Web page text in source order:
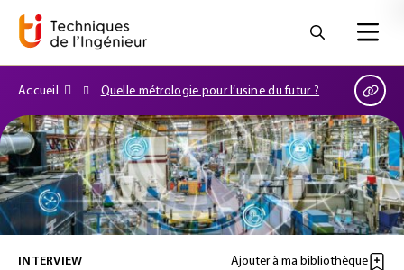
Accueil Quelle métrologie pour l’usine du futur ?
INTERVIEW Ajouter à ma bibliothèque